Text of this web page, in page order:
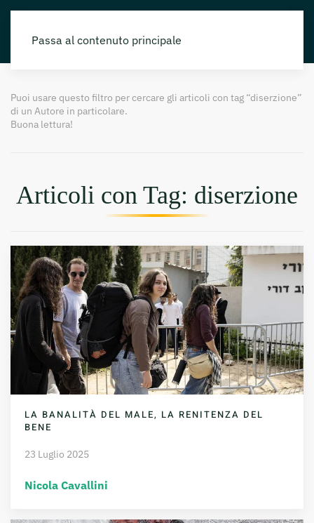
Passa al contenuto principale
Puoi usare questo filtro per cercare gli articoli con tag “diserzione”
di un Autore in particolare.
Buona lettura!
Articoli con Tag: diserzione
LA BANALITÀ DEL MALE, LA RENITENZA DEL
BENE
23 Luglio 2025
Nicola Cavallini